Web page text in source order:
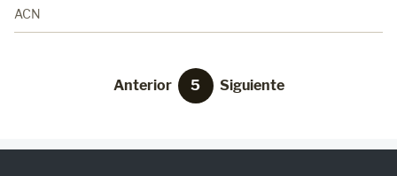
ACN
Anterior 5 Siguiente